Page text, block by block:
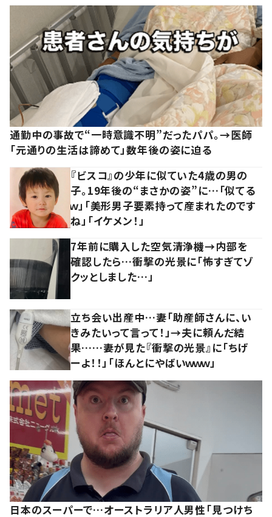
通勤中の事故で“一時意識不明”だったパパ。→医師
「元通りの生活は諦めて」数年後の姿に迫る
『ビスコ』の少年に似ていた4歳の男の
子。19年後の“まさかの姿”に…「似てる
ｗ」「美形男子要素持って産まれたのです
ね」「イケメン！」
7年前に購入した空気清浄機→内部を
確認したら…衝撃の光景に「怖すぎてゾ
クッとしました…」
立ち会い出産中…妻「助産師さんに、い
きみたいって言って！」→夫に頼んだ結
果……妻が見た『衝撃の光景』に「ちげ
ーよ！！」「ほんとにやばいｗｗｗ」
日本のスーパーで…オーストラリア人男性「見つけち